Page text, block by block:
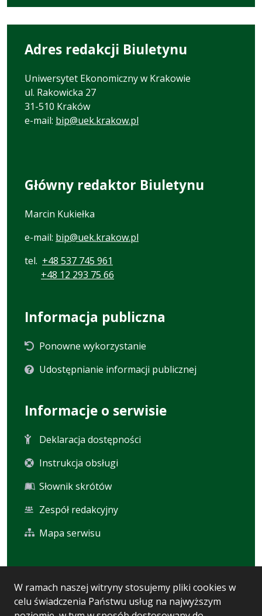
W ramach naszej witryny stosujemy pliki cookies w
celu świadczenia Państwu usług na najwyższym
Adres redakcji Biuletynu
Uniwersytet Ekonomiczny w Krakowie
ul. Rakowicka 27
31-510 Kraków
e-mail: bip@uek.krakow.pl
Główny redaktor Biuletynu
Marcin Kukiełka
e-mail: bip@uek.krakow.pl
tel. +48 537 745 961
+48 12 293 75 66
Informacja publiczna
Ponowne wykorzystanie
Udostępnianie informacji publicznej
Informacje o serwisie
Deklaracja dostępności
Instrukcja obsługi
Słownik skrótów
Zespół redakcyjny
Mapa serwisu
Statystyki oglądalności